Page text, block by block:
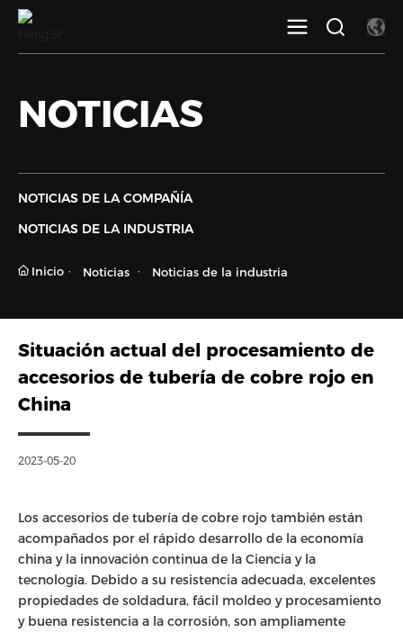
NOTICIAS
NOTICIAS DE LA COMPAÑÍA
NOTICIAS DE LA INDUSTRIA
Inicio Noticias Noticias de la industria
Situación actual del procesamiento de
accesorios de tubería de cobre rojo en
China
2023-05-20
Los accesorios de tubería de cobre rojo también están
acompañados por el rápido desarrollo de la economía
china y la innovación continua de la Ciencia y la
tecnología. Debido a su resistencia adecuada, excelentes
propiedades de soldadura, fácil moldeo y procesamiento
y buena resistencia a la corrosión, son ampliamente